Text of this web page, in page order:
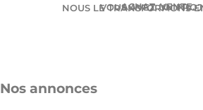
ACHAT. VENTE.
VOUS AVEZ UN
NOUS LE TRANSFORMONS
Nos annonces